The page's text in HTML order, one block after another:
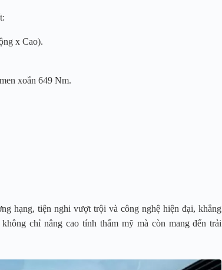
x Cao).
xoắn 649 Nm.
hạng, tiện nghi vượt trội và công nghệ hiện đại, khẳng
chỉ nâng cao tính thẩm mỹ mà còn mang đến trải